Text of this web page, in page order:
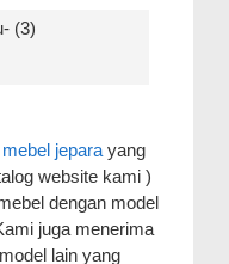
mebel jepara yang
website kami )
dengan model
juga menerima
lain yang